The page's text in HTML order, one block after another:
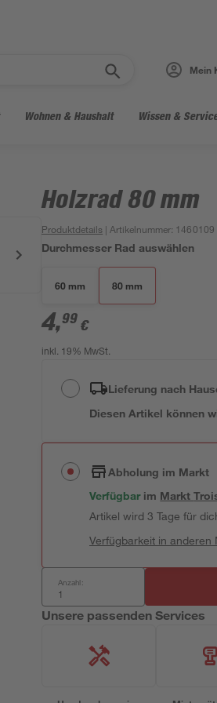
Mein
Wohnen & Haushalt Wissen &
Holzrad 80 mm
Produktdetails | Artikelnummer: 1460109
Durchmesser Rad auswählen
60 mm 80 mm
4,99 €
inkl. 19% MwSt.
Lieferung nach
Diesen Artikel können
Abholung im Markt
Verfügbar im Markt
Artikel wird 3 Tage für
Verfügbarkeit in anderen
Anzahl:
Unsere passenden Services